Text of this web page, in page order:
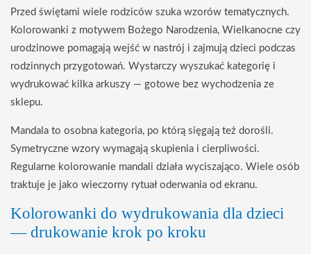
Przed świętami wiele rodziców szuka wzorów tematycznych.
Kolorowanki z motywem Bożego Narodzenia, Wielkanocne czy
urodzinowe pomagają wejść w nastrój i zajmują dzieci podczas
rodzinnych przygotowań. Wystarczy wyszukać kategorię i
wydrukować kilka arkuszy — gotowe bez wychodzenia ze
sklepu.
Mandala to osobna kategoria, po którą sięgają też dorośli.
Symetryczne wzory wymagają skupienia i cierpliwości.
Regularne kolorowanie mandali działa wyciszająco. Wiele osób
traktuje je jako wieczorny rytuał oderwania od ekranu.
Kolorowanki do wydrukowania dla dzieci
— drukowanie krok po kroku